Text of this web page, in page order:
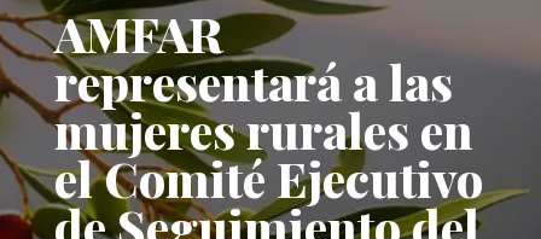
AMFAR
representará a las
mujeres rurales en
el Comité Ejecutivo